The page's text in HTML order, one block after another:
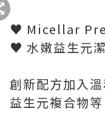
♥ Micellar
♥ 水嫩益生元
創新配方加入
益生元複合物